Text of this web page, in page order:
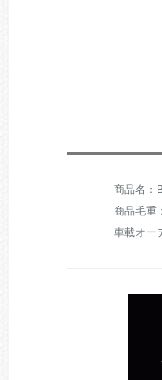
商品毛重
車載オー